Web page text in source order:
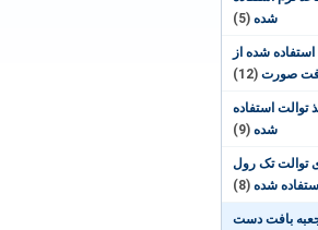
شده (5)
شده از
صورت (12)
توالت استفاده
شده (9)
توالت تک رول
استفاده شده (8)
بافت دست